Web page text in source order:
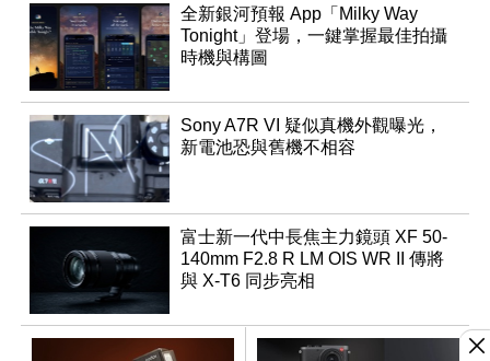
全新銀河預報 App「Milky Way
Tonight」登場，一鍵掌握最佳拍攝
時機與構圖
Sony A7R VI 疑似真機外觀曝光，
新電池恐與舊機不相容
富士新一代中長焦主力鏡頭 XF 50-
140mm F2.8 R LM OIS WR II 傳將
與 X-T6 同步亮相